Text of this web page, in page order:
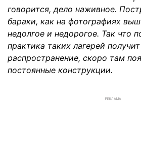
говорится, дело наживное.
бараки, как на фотографиях
недолгое и недорогое. Так что
практика таких лагерей
распространение, скоро там
постоянные конструкции.
РЕКЛАМА